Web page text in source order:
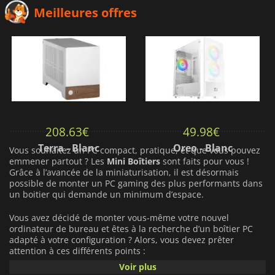
Meilleures offres
208.63€
Terra - Blanc
49.98€
Oreo - Blanc
Vous souhaitez un PC compact, pratique, et que vous pouvez
emmener partout ? Les Mini Boîtiers sont faits pour vous !
Grâce à l’avancée de la miniaturisation, il est désormais
possible de monter un PC gaming des plus performants dans
un boitier qui demande un minimum d’espace.
Vous avez décidé de monter vous-même votre nouvel
ordinateur de bureau et êtes à la recherche d’un boîtier PC
adapté à votre configuration ? Alors, vous devez prêter
attention à ces différents points :
Voir plus